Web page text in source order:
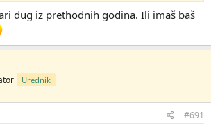
dug iz prethodnih godina. Ili imaš baš
Urednik
#691